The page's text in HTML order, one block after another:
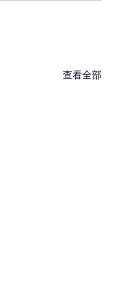
查看全部